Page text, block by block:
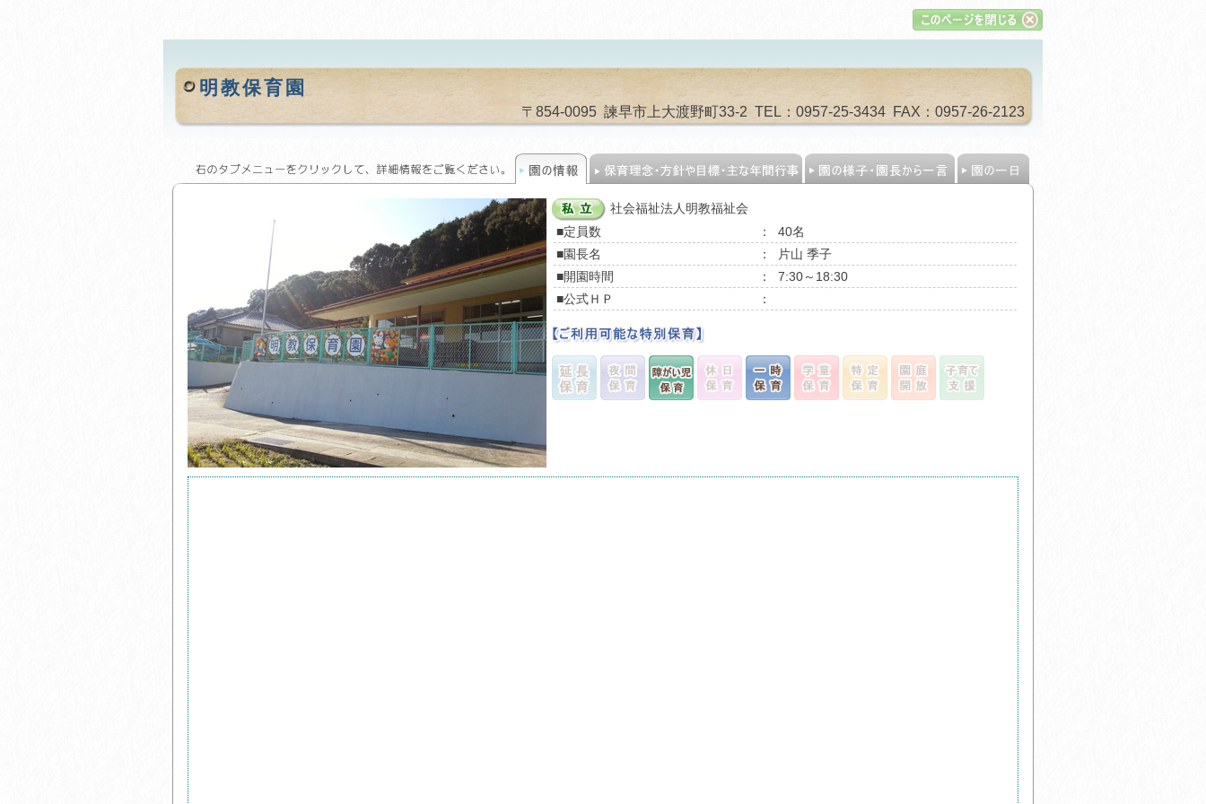
明教保育園
〒854-0095 諫早市上大渡野町33-2 TEL：0957-25-3434 FAX：0957-26-2123
社会福祉法人明教福祉会
■定員数
：
40名
■園長名
：
片山 季子
■開園時間
：
7:30～18:30
■公式ＨＰ
：